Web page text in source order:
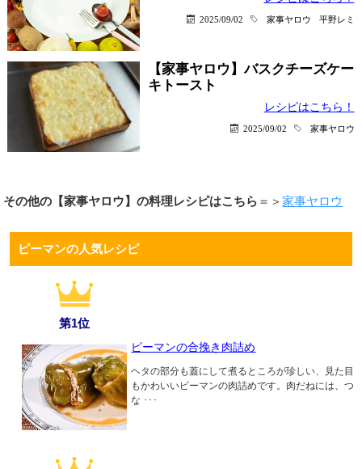
2025/09/02 家事ヤロウ 平野レミ
【家事ヤロウ】バスクチーズケー
キトースト
レシピはこちら！
2025/09/02 家事ヤロウ
その他の【家事ヤロウ】の料理レシピはこちら ＝＞家事ヤロウ
ピーマンの人気レシピ
第1位
ピーマンの合挽き肉詰め
ヘタの部分も蓋にして煮るところが珍しい、見た目
もかわいいピーマンの肉詰めです。肉だねには、つ
な ･･･